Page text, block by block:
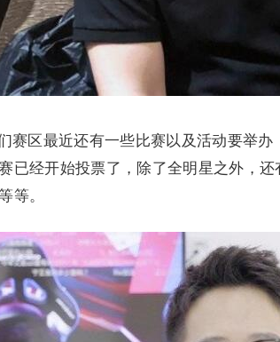
赛区最近还有一些比赛以及活动要举
已经开始投票了，除了全明星之外，
等。